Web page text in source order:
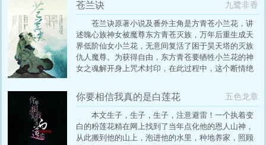
苍兰诀 九鹭非香
苍兰诀原著小说及番外主角是方青苍小兰花，讲
述魄心族神女被魔尊东方青苍灭族，万年后重生成天
界低阶仙女小兰花，无意间复活了困于昊天塔的灭族
仇人魔尊。为获得自由，东方青苍要牺牲小兰花的神
女之魂解开身上咒术封印，在此过程中，这个断情绝
你要相信我真的是白莲花 五色龙章
本文生子，生子，生子，注意避雷！一个执着变
白的粉莲花精在网上找到了当年点化他的恩人山神，
从此搬到他的山上，泡进他的水里，种地养家，照顾